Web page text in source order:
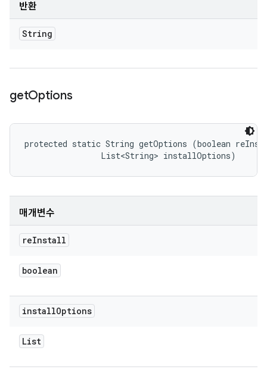
반환
String
getOptions
protected static String getOptions (boolean
                List<String> installOptions)
매개변수
reInstall
boolean
installOptions
List